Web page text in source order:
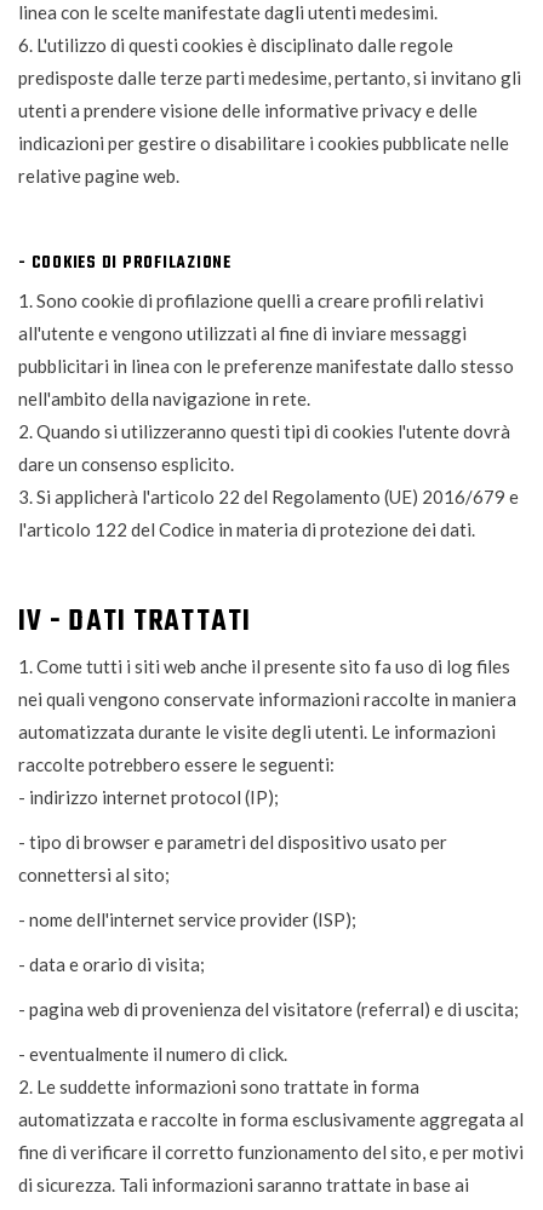
linea con le scelte manifestate dagli utenti medesimi.
6. L'utilizzo di questi cookies è disciplinato dalle regole
predisposte dalle terze parti medesime, pertanto, si invitano gli
utenti a prendere visione delle informative privacy e delle
indicazioni per gestire o disabilitare i cookies pubblicate nelle
relative pagine web.
- COOKIES DI PROFILAZIONE
1. Sono cookie di profilazione quelli a creare profili relativi
all'utente e vengono utilizzati al fine di inviare messaggi
pubblicitari in linea con le preferenze manifestate dallo stesso
nell'ambito della navigazione in rete.
2. Quando si utilizzeranno questi tipi di cookies l'utente dovrà
dare un consenso esplicito.
3. Si applicherà l'articolo 22 del Regolamento (UE) 2016/679 e
l'articolo 122 del Codice in materia di protezione dei dati.
IV - DATI TRATTATI
1. Come tutti i siti web anche il presente sito fa uso di log files
nei quali vengono conservate informazioni raccolte in maniera
automatizzata durante le visite degli utenti. Le informazioni
raccolte potrebbero essere le seguenti:
- indirizzo internet protocol (IP);
- tipo di browser e parametri del dispositivo usato per
connettersi al sito;
- nome dell'internet service provider (ISP);
- data e orario di visita;
- pagina web di provenienza del visitatore (referral) e di uscita;
- eventualmente il numero di click.
2. Le suddette informazioni sono trattate in forma
automatizzata e raccolte in forma esclusivamente aggregata al
fine di verificare il corretto funzionamento del sito, e per motivi
di sicurezza. Tali informazioni saranno trattate in base ai